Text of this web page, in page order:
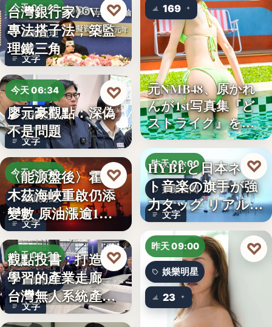
今天 06:40
金融監理
文字
台灣銀行家》VASP
專法搭子法，築監
理鐵三角
♡
今天 06:34
法律觀點
文字
廖元豪觀點：深偽
不是問題
♡
今天 06:30
能源財經
文字
〈能源盤後〉霍爾
木茲海峽重啟仍添
變數 原油漲逾1%
但周…
♡
今天 06:30
產業戰略
文字
觀點投書：打造會
學習的產業走廊─
台灣無人系統產業
需要的是…
♡
169
元NMB48、原かれ
んが1st写真集『ど
ストライク』を…
昨天 09:00
娛樂新聞
文字
HYBEと日本ネッ
ト音楽の旗手が強
力タッグ リアル×
バー…
♡
昨天 09:00
娛樂明星
23
♡